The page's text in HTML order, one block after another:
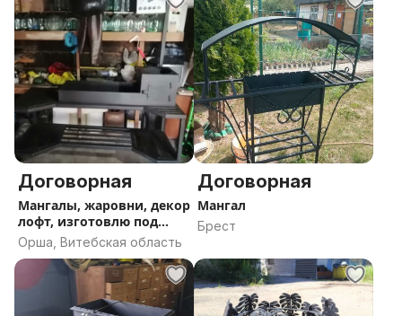
Договорная
Мангалы, жаровни, декор
лофт, изготовлю под
заказ
Орша, Витебская область
Договорная
Мангал
Брест